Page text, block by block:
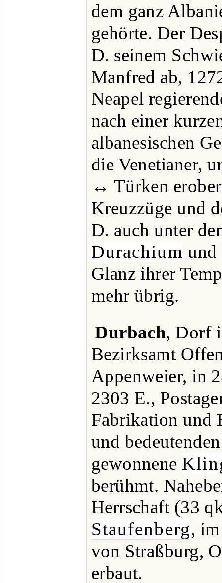
dem ganz
gehörte. Der
D. seinem
Manfred ab,
Neapel
nach einer
albanesischen
die Venetianer,
↔ Türken
Kreuzzüge und
D. auch unter
Durachium und
Glanz ihrer
mehr übrig.
Durbach, Dorf
Bezirksamt
Appenweier, in
2303 E.,
Fabrikation und
und
gewonnene
berühmt.
Herrschaft (33
Staufenberg,
von Straßburg,
erbaut.